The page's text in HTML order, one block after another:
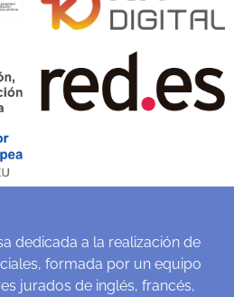
dedicada a la realización de
formada por un equipo
jurados de inglés, francés,